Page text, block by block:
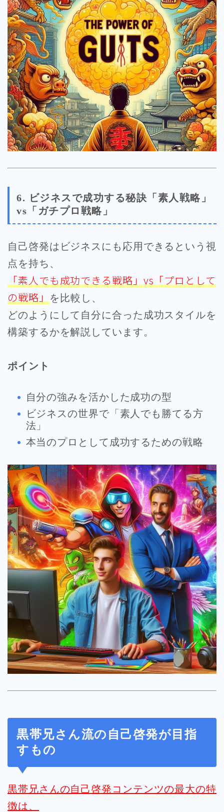
6. ビジネスで成功する秘訣「素人戦略」
vs「ガチプロ戦略」
自己啓発はビジネスにも応用できるという視
点を持ち、
「素人でも成功できる戦略」vs「プロとして
の戦略」
を比較し、
どのようにして自分に合った成功スタイルを
構築するかを解説しています。
ポイント
自分の強みを活かした成功の型
ビジネスの世界で「素人でも勝てる方
法」
本当のプロとして成功するための戦略
黒帯兄さん流の自己啓発が目指
すもの
黒帯兄さんの自己啓発コンテンツの最大の特
徴は、